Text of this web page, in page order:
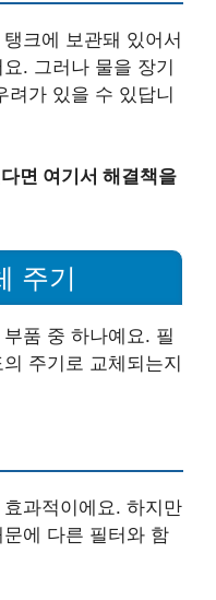
크에 보관돼 있어서
. 그러나 물을 장기
려가 있을 수 있답니
면 여기서 해결책을
주기
품 중 하나예요. 필
주기로 교체되는지
과적이에요. 하지만
에 다른 필터와 함